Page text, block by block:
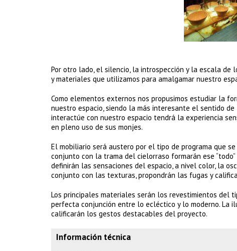
Por otro lado, el silencio, la introspección y la escala
y materiales que utilizamos para amalgamar nuestro
Como elementos externos nos propusimos estudiar la
nuestro espacio, siendo la más interesante el sentido
interactúe con nuestro espacio tendrá la experiencia
en pleno uso de sus monjes.
El mobiliario será austero por el tipo de programa que
conjunto con la trama del cielorraso formarán ese
definirán las sensaciones del espacio, a nivel color, la
conjunto con las texturas, propondrán las fugas y
Los principales materiales serán los revestimientos del
perfecta conjunción entre lo ecléctico y lo moderno. La
calificarán los gestos destacables del proyecto.
Información técnica